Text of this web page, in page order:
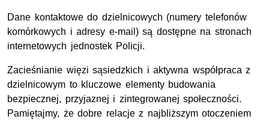
Dane kontaktowe do dzielnicowych (numery telefonów
komórkowych i adresy e-mail) są dostępne na stronach
internetowych jednostek Policji.
Zacieśnianie więzi sąsiedzkich i aktywna współpraca z
dzielnicowym to kluczowe elementy budowania
bezpiecznej, przyjaznej i zintegrowanej społeczności.
Pamiętajmy, że dobre relacje z najbliższym otoczeniem